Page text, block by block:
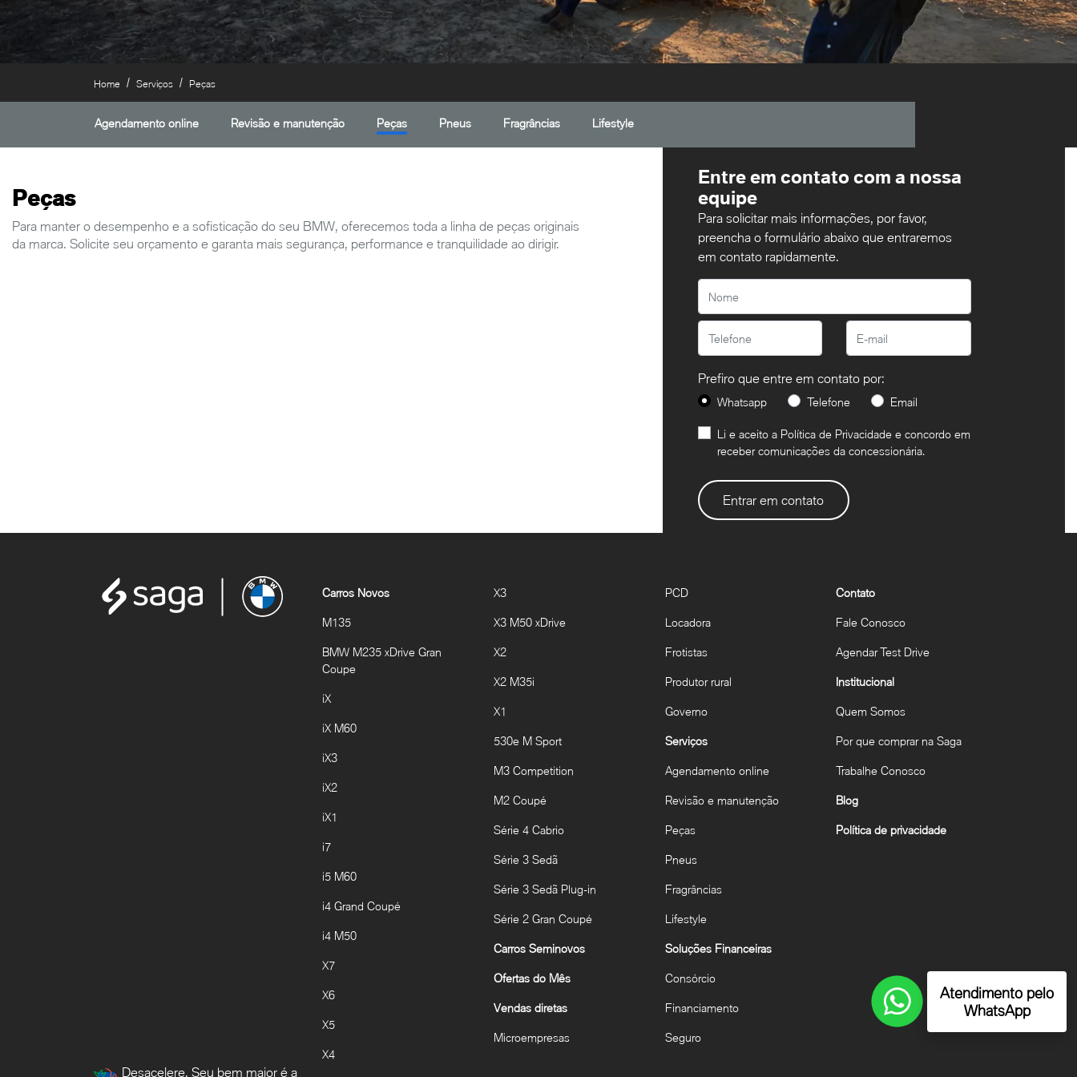
Home Serviços Peças
Agendamento online Revisão e manutenção Peças Pneus Fragrâncias Lifestyle
Peças
Para manter o desempenho e a sofisticação do seu BMW, oferecemos toda a linha de peças originais
da marca. Solicite seu orçamento e garanta mais segurança, performance e tranquilidade ao dirigir.
Entre em contato com a nossa
equipe
Para solicitar mais informações, por favor,
preencha o formulário abaixo que entraremos
em contato rapidamente.
Prefiro que entre em contato por:
Whatsapp Telefone Email
Li e aceito a Política de Privacidadee concordo em
receber comunicações da concessionária.
Entrar em contato
Desacelere. Seu bem maior é a
Carros Novos
M135
BMW M235 xDrive Gran
Coupe
iX
iX M60
iX3
iX2
iX1
i7
i5 M60
i4 Grand Coupé
i4 M50
X7
X6
X5
X4
X3
X3 M50 xDrive
X2
X2 M35i
X1
530e M Sport
M3 Competition
M2 Coupé
Série 4 Cabrio
Série 3 Sedã
Série 3 Sedã Plug-in
Série 2 Gran Coupé
Carros Seminovos
Ofertas do Mês
Vendas diretas
Microempresas
PCD
Locadora
Frotistas
Produtor rural
Governo
Serviços
Agendamento online
Revisão e manutenção
Peças
Pneus
Fragrâncias
Lifestyle
Soluções Financeiras
Consórcio
Financiamento
Seguro
Contato
Fale Conosco
Agendar Test Drive
Institucional
Quem Somos
Por que comprar na Saga
Trabalhe Conosco
Blog
Política de privacidade
Atendimento pelo
WhatsApp